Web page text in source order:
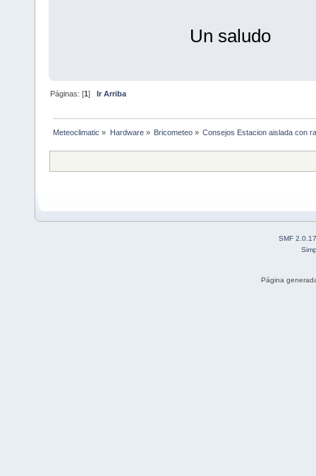
Un saludo
Páginas: [1] Ir Arriba
Meteoclimatic » Hardware» Bricometeo» Consejos Estacion aislada con
SMF 2.0.17
Página